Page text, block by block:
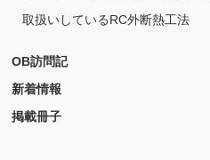
取扱いしているRC外断熱工法
OB訪問記
新着情報
掲載冊子